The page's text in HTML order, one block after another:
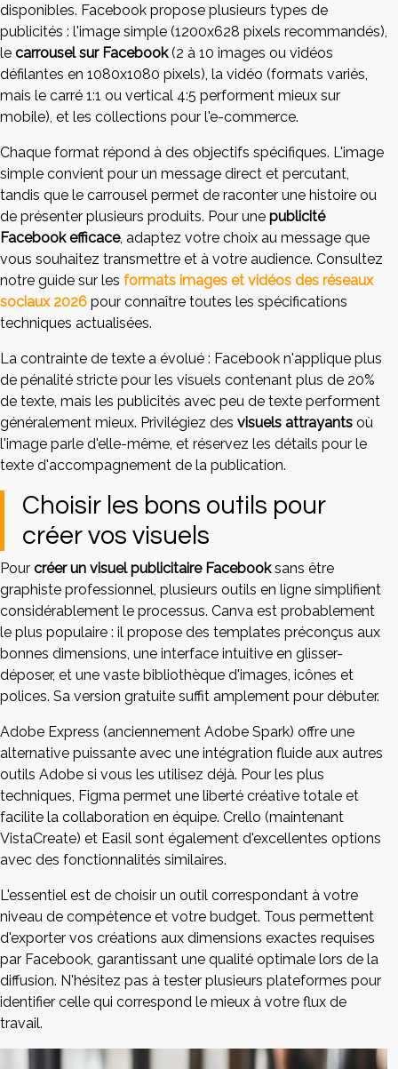
disponibles. Facebook propose plusieurs types de
publicités : l'image simple (1200x628 pixels recommandés),
le carrousel sur Facebook(2 à 10 images ou vidéos
défilantes en 1080x1080 pixels), la vidéo (formats variés,
mais le carré 1:1 ou vertical 4:5 performent mieux sur
mobile), et les collections pour l'e-commerce.
Chaque format répond à des objectifs spécifiques. L'image
simple convient pour un message direct et percutant,
tandis que le carrousel permet de raconter une histoire ou
de présenter plusieurs produits. Pour une publicité
Facebook efficace, adaptez votre choix au message que
vous souhaitez transmettre et à votre audience. Consultez
notre guide sur les formats images et vidéos des réseaux
sociaux 2026 pour connaître toutes les spécifications
techniques actualisées.
La contrainte de texte a évolué : Facebook n'applique plus
de pénalité stricte pour les visuels contenant plus de 20%
de texte, mais les publicités avec peu de texte performent
généralement mieux. Privilégiez des visuels attrayants où
l'image parle d'elle-même, et réservez les détails pour le
texte d'accompagnement de la publication.
Choisir les bons outils pour
créer vos visuels
Pour créer un visuel publicitaire Facebooksans être
graphiste professionnel, plusieurs outils en ligne simplifient
considérablement le processus. Canva est probablement
le plus populaire : il propose des templates préconçus aux
bonnes dimensions, une interface intuitive en glisser-
déposer, et une vaste bibliothèque d'images, icônes et
polices. Sa version gratuite suffit amplement pour débuter.
Adobe Express (anciennement Adobe Spark) offre une
alternative puissante avec une intégration fluide aux autres
outils Adobe si vous les utilisez déjà. Pour les plus
techniques, Figma permet une liberté créative totale et
facilite la collaboration en équipe. Crello (maintenant
VistaCreate) et Easil sont également d'excellentes options
avec des fonctionnalités similaires.
L'essentiel est de choisir un outil correspondant à votre
niveau de compétence et votre budget. Tous permettent
d'exporter vos créations aux dimensions exactes requises
par Facebook, garantissant une qualité optimale lors de la
diffusion. N'hésitez pas à tester plusieurs plateformes pour
identifier celle qui correspond le mieux à votre flux de
travail.